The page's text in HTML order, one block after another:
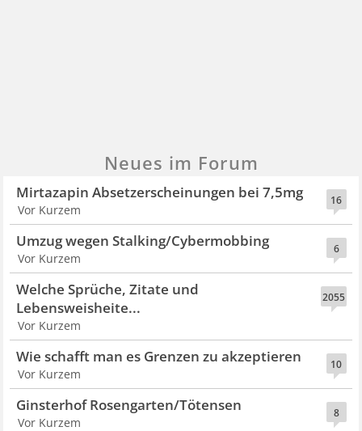
Neues im Forum
16
Mirtazapin Absetzerscheinungen bei 7,5mg
Vor Kurzem
6
Umzug wegen Stalking/Cybermobbing
Vor Kurzem
2055
Welche Sprüche, Zitate und
Lebensweisheite...
Vor Kurzem
10
Wie schafft man es Grenzen zu akzeptieren
Vor Kurzem
8
Ginsterhof Rosengarten/Tötensen
Vor Kurzem